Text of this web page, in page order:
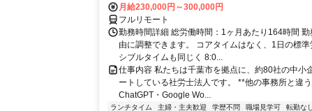
月給230,000円～300,000円
フルリモート
勤務時間詳細 総労働時間：1ヶ月あたり164時間
由に調整できます。 コアタイムはなく、1日の標
シブルタイムも同じく 8:0...
仕事内容 私たちは千葉市を拠点に、約80社の中小
ートしている社労士法人です。 **他の事務所と違
ChatGPT・Google Wo...
ランチタイム 主婦・主夫歓迎 学歴不問 職場見学可 転勤なし